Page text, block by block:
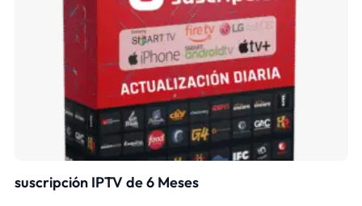
suscripción IPTV de 6 Meses